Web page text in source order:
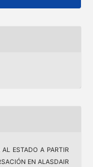
ESTADO A PARTIR
EN ALASDAIR